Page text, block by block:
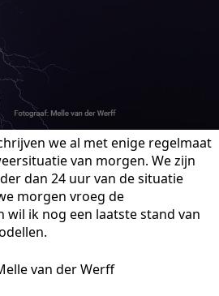
we al met enige regelmaat
van morgen. We zijn
dan 24 uur van de situatie
morgen vroeg de
wil ik nog een laatste stand van
van der Werff